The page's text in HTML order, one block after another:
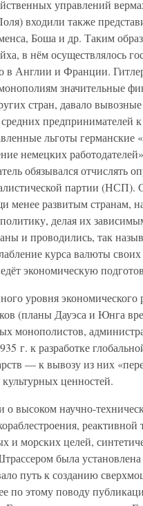
управлений
входили также
Боша и др. Таким
в нём осуществлялось
в Англии и Франции.
значительные
стран, давало
льготы
немецких
обязывался отчислять
партии (НСП).
менее развитым странам,
делая их
и проводились, так
курса валюты
экономическую
уровня экономического
(планы Дауэса и Юнга
монополистов,
г. к разработке
— к вывозу из них
ценностей.
о высоком научно-
и морских целей,
была
путь к созданию
по этому поводу